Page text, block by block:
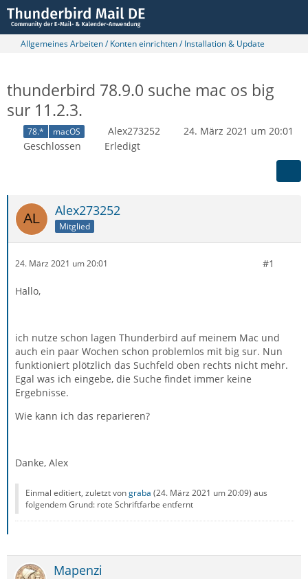
Allgemeines Arbeiten / Konten einrichten / Installation & Update
thunderbird 78.9.0 suche mac os big
sur 11.2.3.
78.* macOS Alex273252
24. März 2021 um 20:01
Geschlossen
Erledigt
Alex273252
Mitglied
24. März 2021 um 20:01 #1
Hallo,
ich nutze schon lagen Thunderbird auf meinem Mac und
auch ein paar Wochen schon problemlos mit big sur. Nun
funktioniert plötzlich das Suchfeld oben rechts nicht mehr.
Egal was ich eingebe, die Suche findet immer keine
Ergebnisse.
Wie kann ich das reparieren?
Danke, Alex
Einmal editiert, zuletzt vongraba (24. März 2021 um 20:09) aus
folgendem Grund: rote Schriftfarbe entfernt
Mapenzi